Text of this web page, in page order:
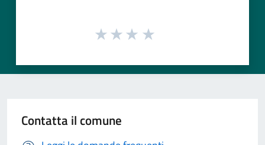
Contatta il comune